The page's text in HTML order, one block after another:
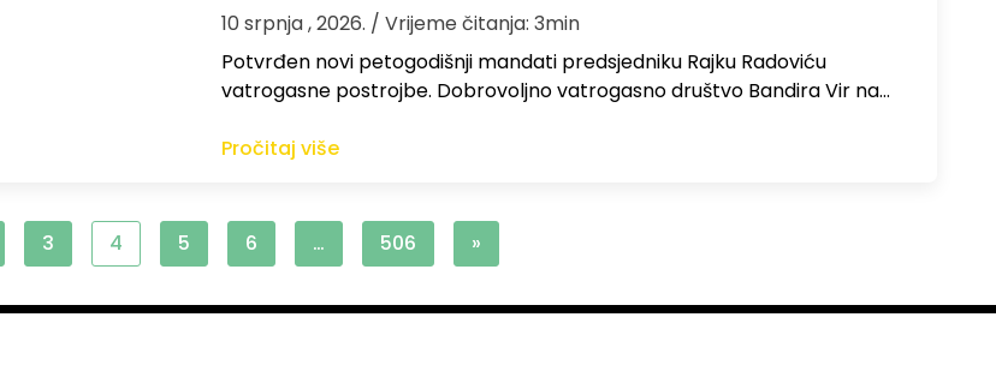
10 srpnja , 2026. / Vrijeme čitanja: 3min
Potvrđen novi petogodišnji mandati predsjedniku Rajku Radoviću
vatrogasne postrojbe. Dobrovoljno vatrogasno društvo Bandira Vir na…
Pročitaj više
3 4 5 6 … 506 »